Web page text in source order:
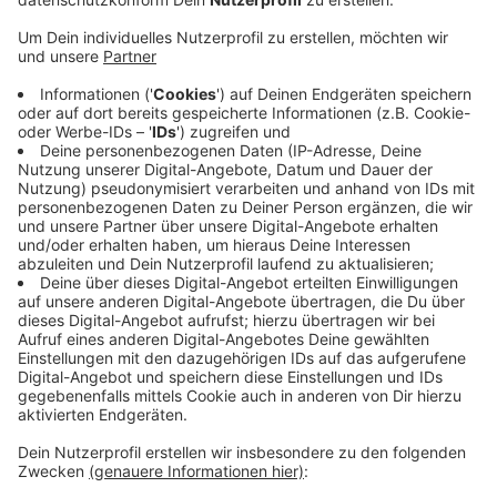
kann nicht zum neuen Kindergartenjahr eröffnet
werden, teilt die Stadt jetzt mit. Die Eröffnung muss
verschoben werden auf den 1. November, wegen
Materialmangels und coronabedingter
Personalausfälle. Die neue Kita wird als modernerer
und größerer Ersatz für die bisherige Kita Bärenstark
gebaut. Für die Übergangszeit wird der Kita-Betrieb in
der bisherigen Kita Bärenstark aufrechterhalten; es
können aber keine neuen Kinder aufgenommen werden.
Für die Betroffenen will die Stadt Kempen eine
Notbetreuung anbieten.
Anzeige